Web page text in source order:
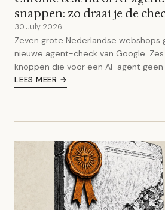
snappen: zo draai je de
30 July 2026
Zeven grote Nederlandse webshops
nieuwe agent-check van Google.
knoppen die voor een AI-agent geen
LEES MEER →